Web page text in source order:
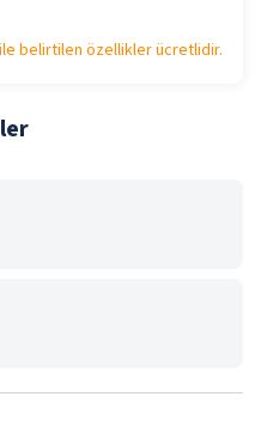
ile belirtilen özellikler ücretlidir.